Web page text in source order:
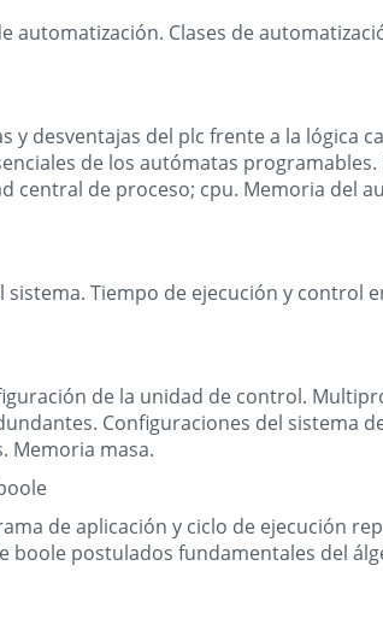
Clases de
desventajas del plc frente a la lógica
de los autómatas
central de proceso; cpu. Memoria del
Tiempo de ejecución y control
de la unidad de control.
Configuraciones del sistema
Memoria masa.
de aplicación y ciclo de ejecución
boole postulados fundamentales del